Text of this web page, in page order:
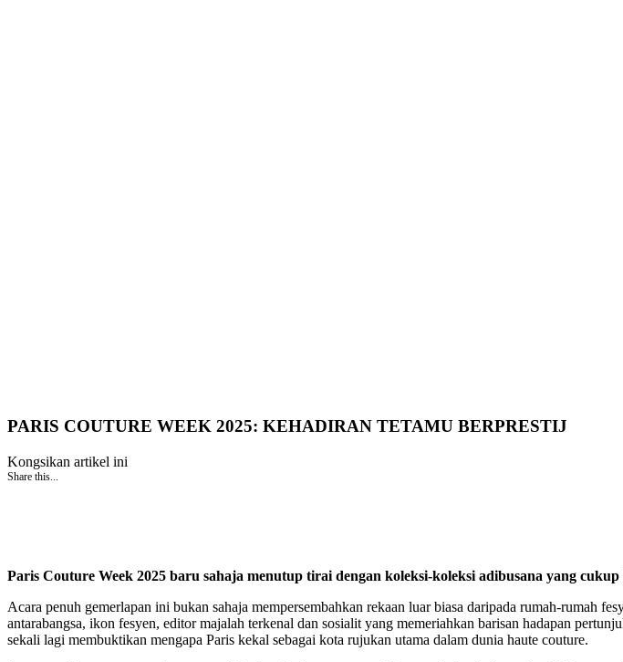
PARIS COUTURE WEEK 2025: KEHADIRAN TETAMU BERPRESTIJ
Kongsikan artikel ini
Share this...
Paris Couture Week 2025 baru sahaja menutup tirai dengan koleksi-koleksi adibusana yang cukup
Acara penuh gemerlapan ini bukan sahaja mempersembahkan rekaan luar biasa daripada rumah-rumah
antarabangsa, ikon fesyen, editor majalah terkenal dan sosialit yang memeriahkan barisan hadapan
sekali lagi membuktikan mengapa Paris kekal sebagai kota rujukan utama dalam dunia haute couture.